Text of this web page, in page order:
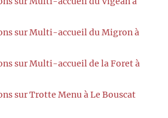
sur Multi-accueil du Migron à
sur Multi-accueil de la Foret à
sur Trotte Menu à Le Bouscat